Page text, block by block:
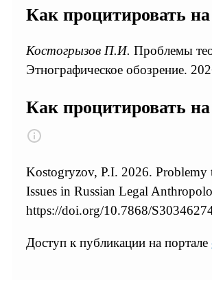
Как процитировать
Костогрызов П.И. Проблемы
Этнографическое обозрение.
Как процитировать
Kostogryzov, P.I. 2026. Problemy
Issues in Russian Legal
https://doi.org/10.7868/
Доступ к публикации на портале